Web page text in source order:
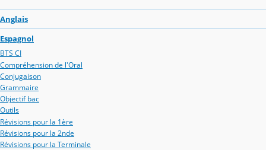
Anglais
Espagnol
BTS CI
Compréhension de l'Oral
Conjugaison
Grammaire
Objectif bac
Outils
Révisions pour la 1ère
Révisions pour la 2nde
Révisions pour la Terminale